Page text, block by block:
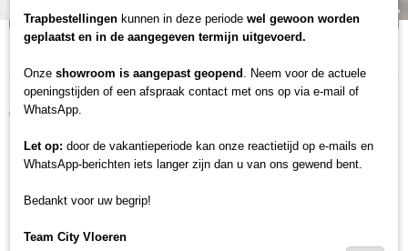
Assortiment:
Trapbestellingen kunnen in deze periode wel gewoon worden
geplaatst en in de aangegeven termijn uitgevoerd.
Onze showroom is aangepast geopend . Neem voor de actuele
openingstijden of een afspraak contact met ons op via e-mail of
WhatsApp.
Let op: door de vakantieperiode kan onze reactietijd op e-mails en
WhatsApp-berichten iets langer zijn dan u van ons gewend bent.
Bedankt voor uw begrip!
Team City Vloeren